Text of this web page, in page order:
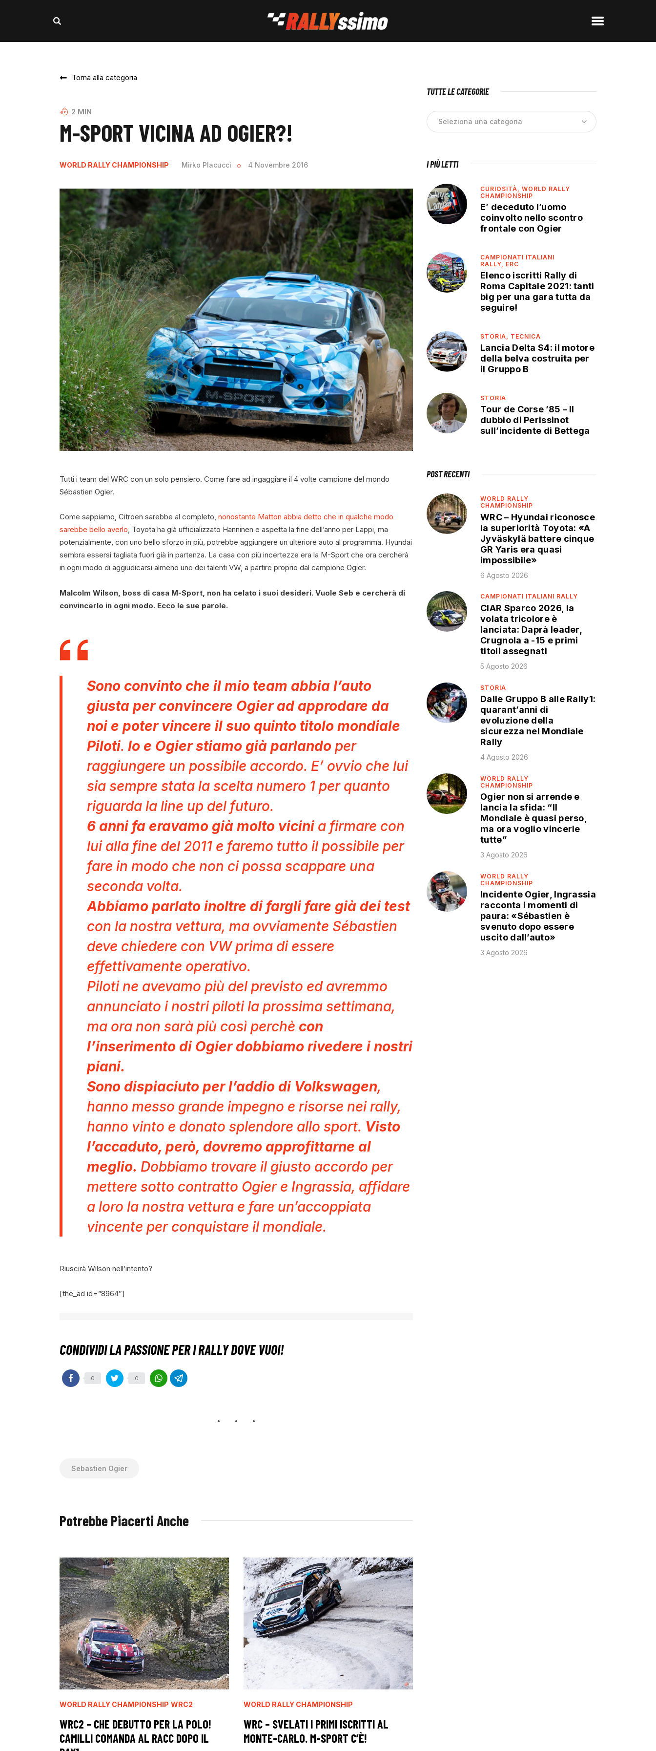
Torna alla categoria
2 MIN
M-SPORT VICINA AD OGIER?!
WORLD RALLY CHAMPIONSHIP Mirko Placucci 4 Novembre 2016
Tutti i team del WRC con un solo pensiero. Come fare ad ingaggiare il 4 volte campione del mondo
Sébastien Ogier.
Come sappiamo, Citroen sarebbe al completo, nonostante Matton abbia detto che in qualche modo
sarebbe bello averlo, Toyota ha già ufficializzato Hanninen e aspetta la fine dell’anno per Lappi, ma
potenzialmente, con uno bello sforzo in più, potrebbe aggiungere un ulteriore auto al programma. Hyundai
sembra essersi tagliata fuori già in partenza. La casa con più incertezze era la M-Sport che ora cercherà
in ogni modo di aggiudicarsi almeno uno dei talenti VW, a partire proprio dal campione Ogier.
Malcolm Wilson, boss di casa M-Sport, non ha celato i suoi desideri. Vuole Seb e cercherà di
convincerlo in ogni modo. Ecco le sue parole.
Sono convinto che il mio team abbia l’auto
giusta per convincere Ogier ad approdare da
noi e poter vincere il suo quinto titolo mondiale
Piloti. Io e Ogier stiamo già parlando per
raggiungere un possibile accordo. E’ ovvio che lui
sia sempre stata la scelta numero 1 per quanto
riguarda la line up del futuro.
6 anni fa eravamo già molto vicini a firmare con
lui alla fine del 2011 e faremo tutto il possibile per
fare in modo che non ci possa scappare una
seconda volta.
Abbiamo parlato inoltre di fargli fare già dei test
con la nostra vettura, ma ovviamente Sébastien
deve chiedere con VW prima di essere
effettivamente operativo.
Piloti ne avevamo più del previsto ed avremmo
annunciato i nostri piloti la prossima settimana,
ma ora non sarà più così perchè con
l’inserimento di Ogier dobbiamo rivedere i nostri
piani.
Sono dispiaciuto per l’addio di Volkswagen,
hanno messo grande impegno e risorse nei rally,
hanno vinto e donato splendore allo sport. Visto
l’accaduto, però, dovremo approfittarne al
meglio. Dobbiamo trovare il giusto accordo per
mettere sotto contratto Ogier e Ingrassia, affidare
a loro la nostra vettura e fare un’accoppiata
vincente per conquistare il mondiale.
Riuscirà Wilson nell’intento?
[the_ad id=”8964″]
0 0
Sebastien Ogier
Potrebbe Piacerti Anche
WORLD RALLY CHAMPIONSHIP WRC2
WRC2 – CHE DEBUTTO PER LA POLO!
CAMILLI COMANDA AL RACC DOPO IL
WORLD RALLY CHAMPIONSHIP
WRC – SVELATI I PRIMI ISCRITTI AL
MONTE-CARLO. M-SPORT C’È!
TUTTE LE CATEGORIE
I PIÙ LETTI
CURIOSITÀ,WORLD RALLY
CHAMPIONSHIP
E’ deceduto l’uomo
coinvolto nello scontro
frontale con Ogier
CAMPIONATI ITALIANI
RALLY, ERC
Elenco iscritti Rally di
Roma Capitale 2021: tanti
big per una gara tutta da
seguire!
STORIA, TECNICA
Lancia Delta S4: il motore
della belva costruita per
il Gruppo B
STORIA
Tour de Corse ’85 – Il
dubbio di Perissinot
sull’incidente di Bettega
POST RECENTI
WORLD RALLY
CHAMPIONSHIP
WRC – Hyundai riconosce
la superiorità Toyota: «A
Jyväskylä battere cinque
GR Yaris era quasi
impossibile»
6 Agosto 2026
CAMPIONATI ITALIANI RALLY
CIAR Sparco 2026, la
volata tricolore è
lanciata: Daprà leader,
Crugnola a -15 e primi
titoli assegnati
5 Agosto 2026
STORIA
Dalle Gruppo B alle Rally1:
quarant’anni di
evoluzione della
sicurezza nel Mondiale
Rally
4 Agosto 2026
WORLD RALLY
CHAMPIONSHIP
Ogier non si arrende e
lancia la sfida: “Il
Mondiale è quasi perso,
ma ora voglio vincerle
tutte”
3 Agosto 2026
WORLD RALLY
CHAMPIONSHIP
Incidente Ogier, Ingrassia
racconta i momenti di
paura: «Sébastien è
svenuto dopo essere
uscito dall’auto»
3 Agosto 2026